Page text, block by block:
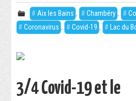
Aix les Bains , Chambéry ,
Coronavirus , Covid-19 , Lac du
3/4 Covid-19 et le